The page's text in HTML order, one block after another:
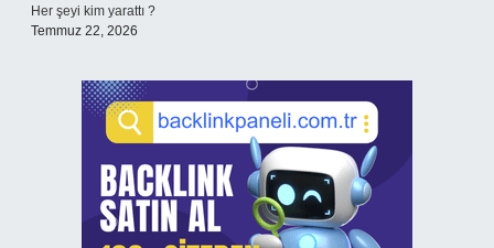
Her şeyi kim yarattı ?
Temmuz 22, 2026